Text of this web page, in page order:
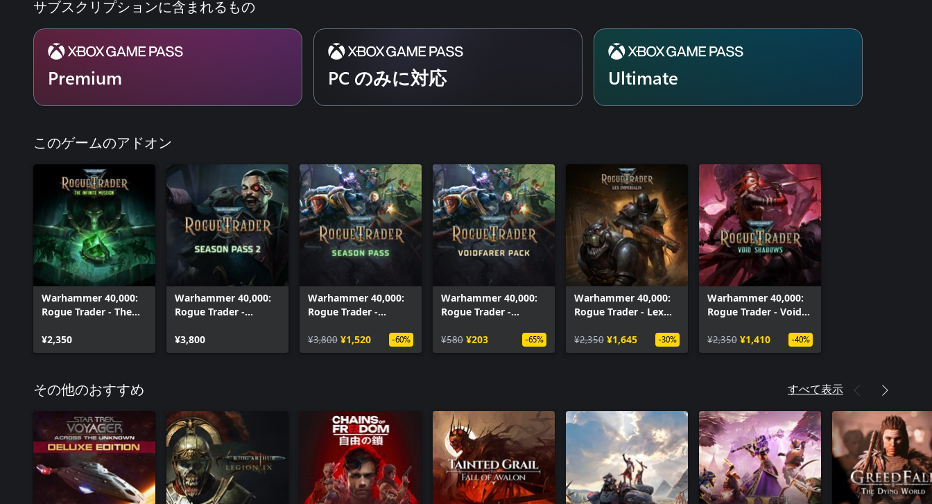
サブスクリプションに含まれるもの
Premium PC のみに対応 Ultimate
このゲームのアドオン
Warhammer 40,000:
Rogue Trader - The
¥2,350
Warhammer 40,000:
Rogue Trader -
¥3,800
Warhammer 40,000:
Rogue Trader -
¥3,800 ¥1,520 -60%
Warhammer 40,000:
Rogue Trader -
¥580 ¥203 -65%
Warhammer 40,000:
Rogue Trader - Lex
¥2,350 ¥1,645 -30%
Warhammer 40,000:
Rogue Trader - Void
¥2,350 ¥1,410 -40%
その他のおすすめ すべて表示